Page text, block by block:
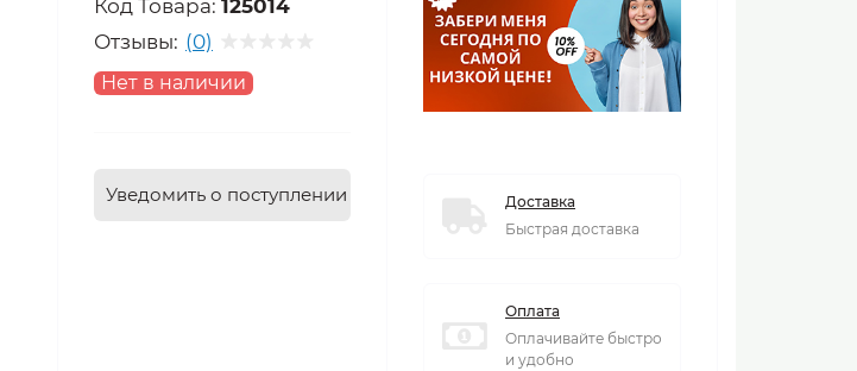
Код Товара: 125014
Отзывы: (0)
Нет в наличии
Уведомить о поступлении
Доставка
Быстрая доставка
Оплата
Оплачивайте быстро
и удобно